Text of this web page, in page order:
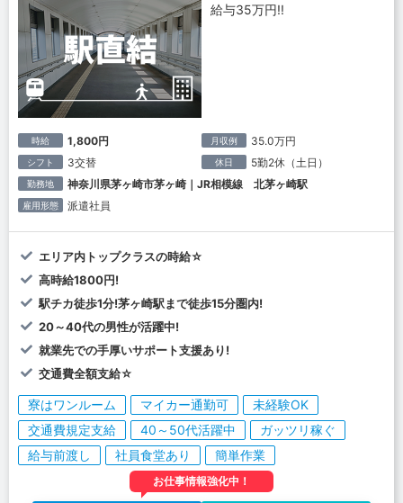
給与35万円!!
時給 1,800円 月収例 35.0万円
シフト 3交替 休日 5勤2休（土日）
勤務地 神奈川県茅ヶ崎市茅ヶ崎｜JR相模線 北茅ヶ崎駅
雇用形態 派遣社員
エリア内トップクラスの時給☆
高時給1800円!
駅チカ徒歩1分!茅ヶ崎駅まで徒歩15分圏内!
20～40代の男性が活躍中!
就業先での手厚いサポート支援あり!
交通費全額支給☆
寮はワンルーム マイカー通勤可
未経験OK
交通費規定支給
40～50代活躍中
ガッツリ稼ぐ
給与前渡し
社員食堂あり 簡単作業
お仕事情報強化中！